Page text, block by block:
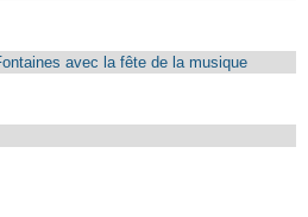
avec la fête de la musique